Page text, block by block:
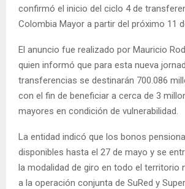
confirmó el inicio del ciclo 4 de
Colombia Mayor a partir del próximo 11
El anuncio fue realizado por Mauricio
quien informó que para esta nueva
transferencias se destinarán 700.086
con el fin de beneficiar a cerca de 3
mayores en condición de vulnerabilidad.
La entidad indicó que los bonos
disponibles hasta el 27 de mayo y se
la modalidad de giro en todo el territorio
a la operación conjunta de SuRed y